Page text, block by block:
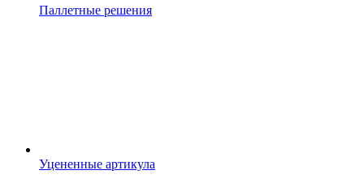
Паллетные решения
Уцененные артикула